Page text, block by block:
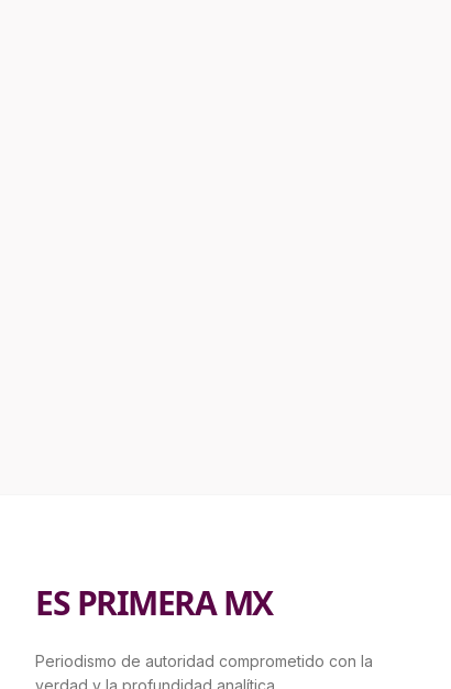
ES PRIMERA MX
Periodismo de autoridad comprometido con la
verdad y la profundidad analítica.